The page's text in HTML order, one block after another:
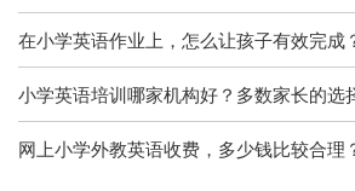
在小学英语作业上，怎么让孩子有效完成
小学英语培训哪家机构好？多数家长的选
网上小学外教英语收费，多少钱比较合理